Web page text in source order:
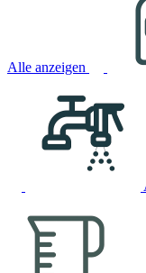
Alle anzeigen